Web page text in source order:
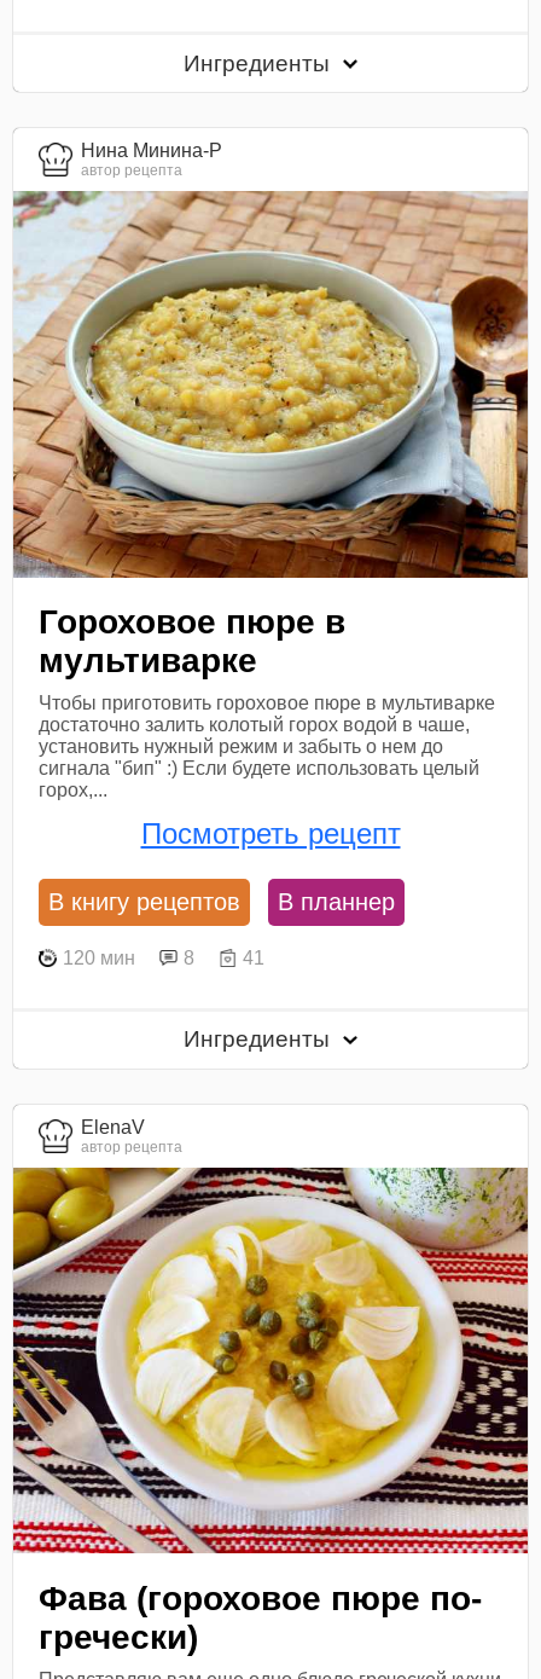
Ингредиенты
Нина Минина-Р
автор рецепта
Гороховое пюре в
мультиварке
Чтобы приготовить гороховое пюре в мультиварке
достаточно залить колотый горох водой в чаше,
установить нужный режим и забыть о нем до
сигнала "бип" :) Если будете использовать целый
горох,...
Посмотреть рецепт
В книгу рецептов В планнер
120 мин 8 41
Ингредиенты
ElenaV
автор рецепта
Фава (гороховое пюре по-
гречески)